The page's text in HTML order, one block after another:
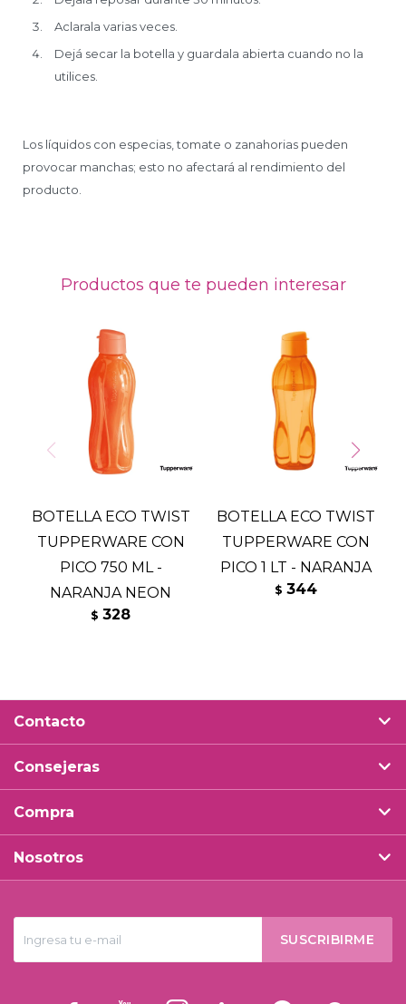
Aclarala varias veces.
Dejá secar la botella y guardala abierta cuando no la
utilices.
Los líquidos con especias, tomate o zanahorias pueden
provocar manchas; esto no afectará al rendimiento del
producto.
Productos que te pueden interesar
BOTELLA ECO TWIST
TUPPERWARE CON
PICO 750 ML -
NARANJA NEON
$ 328
BOTELLA ECO TWIST
TUPPERWARE CON
PICO 1 LT - NARANJA
$ 344
SUSCRIBIRME
Contacto
Consejeras
Compra
Nosotros